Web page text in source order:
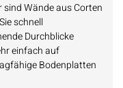
Wände aus Corten
schnell
Durchblicke
einfach auf
Bodenplatten